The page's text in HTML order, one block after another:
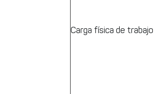
Carga física de trabajo